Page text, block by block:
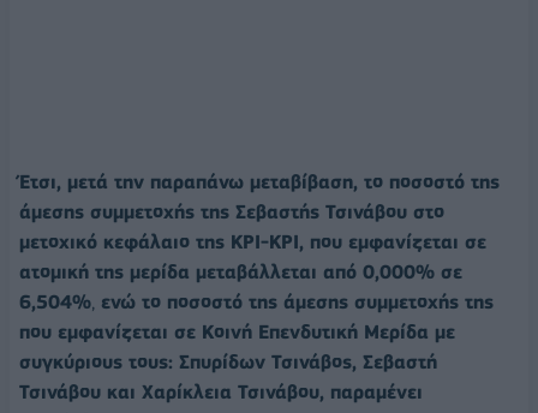
Έτσι, μετά την παραπάνω μεταβίβαση, το ποσοστό της
άμεσης συμμετοχής της Σεβαστής Τσινάβου στο
μετοχικό κεφάλαιο της ΚΡΙ-ΚΡΙ, που εμφανίζεται σε
ατομική της μερίδα μεταβάλλεται από 0,000% σε
6,504% ενώ το ποσοστό της άμεσης συμμετοχής της
που εμφανίζεται σε Κοινή Επενδυτική Μερίδα με
συγκύριους τους: Σπυρίδων Τσινάβος, Σεβαστή
Τσινάβου και Χαρίκλεια Τσινάβου, παραμένει